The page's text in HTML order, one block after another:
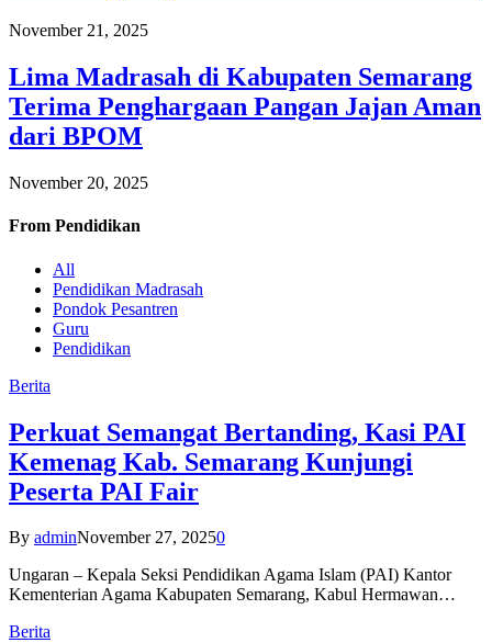
November 21, 2025
Lima Madrasah di Kabupaten Semarang
Terima Penghargaan Pangan Jajan Aman
dari BPOM
November 20, 2025
From Pendidikan
All
Pendidikan Madrasah
Pondok Pesantren
Guru
Pendidikan
Berita
Perkuat Semangat Bertanding, Kasi PAI
Kemenag Kab. Semarang Kunjungi
Peserta PAI Fair
By adminNovember 27, 20250
Ungaran – Kepala Seksi Pendidikan Agama Islam (PAI) Kantor
Kementerian Agama Kabupaten Semarang, Kabul Hermawan…
Berita